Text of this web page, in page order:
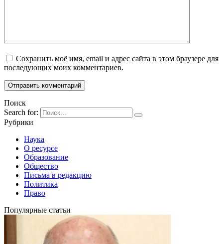
Сохранить моё имя, email и адрес сайта в этом браузере для
последующих моих комментариев.
Поиск
Search for:
Рубрики
Наука
О ресурсе
Образование
Общество
Письма в редакцию
Политика
Право
Популярные статьи